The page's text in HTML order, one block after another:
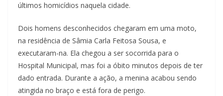
últimos homicídios naquela cidade.
Dois homens desconhecidos chegaram em uma moto,
na residência de Sâmia Carla Feitosa Sousa, e
executaram-na. Ela chegou a ser socorrida para o
Hospital Municipal, mas foi a óbito minutos depois de ter
dado entrada. Durante a ação, a menina acabou sendo
atingida no braço e está fora de perigo.